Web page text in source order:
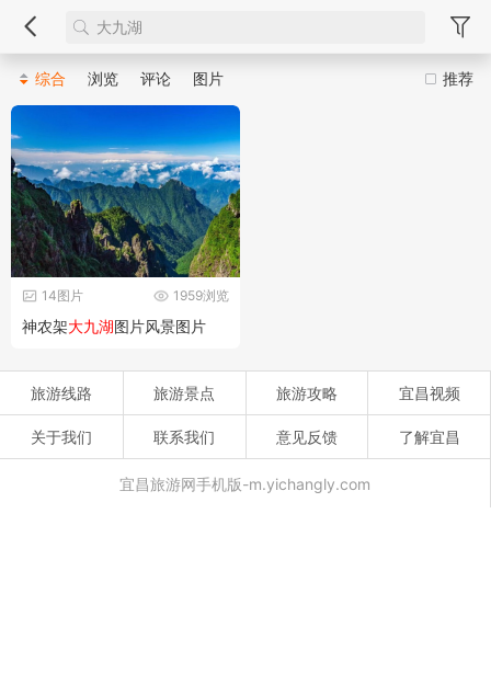
推荐
综合 浏览 评论 图片
1959浏览
14图片
神农架大九湖图片风景图片
旅游线路 旅游景点 旅游攻略 宜昌视频
关于我们 联系我们 意见反馈 了解宜昌
宜昌旅游网手机版-m.yichangly.com